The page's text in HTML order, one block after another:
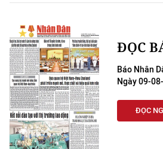
ĐỌC
Báo Nhân
Ngày 09-
ĐỌC